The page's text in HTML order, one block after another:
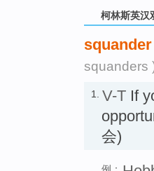
柯林斯英汉
squander
squanders
1. V-T If
会)